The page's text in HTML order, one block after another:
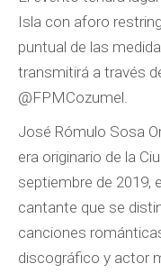
Isla con aforo
puntual de las
transmitirá a través
@FPMCozumel.
José Rómulo Sosa
era originario de la
septiembre de 2019,
cantante que se
canciones
discográfico y actor